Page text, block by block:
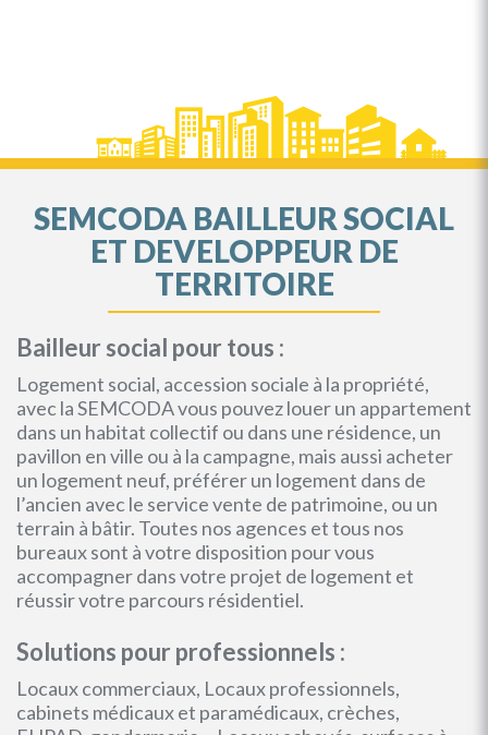
SEMCODA BAILLEUR SOCIAL
ET DEVELOPPEUR DE
TERRITOIRE
Bailleur social pour tous :
Logement social, accession sociale à la propriété,
avec la SEMCODA vous pouvez louer un appartement
dans un habitat collectif ou dans une résidence, un
pavillon en ville ou à la campagne, mais aussi acheter
un logement neuf, préférer un logement dans de
l’ancien avec le service vente de patrimoine, ou un
terrain à bâtir. Toutes nos agences et tous nos
bureaux sont à votre disposition pour vous
accompagner dans votre projet de logement et
réussir votre parcours résidentiel.
Solutions pour professionnels :
Locaux commerciaux, Locaux professionnels,
cabinets médicaux et paramédicaux, crèches,